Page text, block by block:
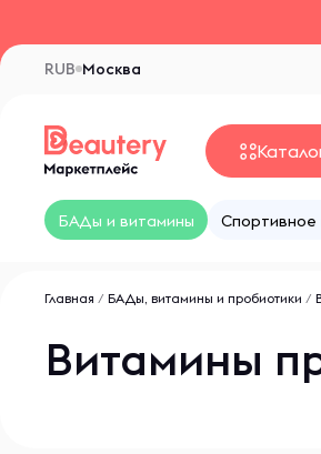
Москва
RUB
БАДы и витамины Спортивное
Главная / БАДы, витамины и пробиотики /
Витамины